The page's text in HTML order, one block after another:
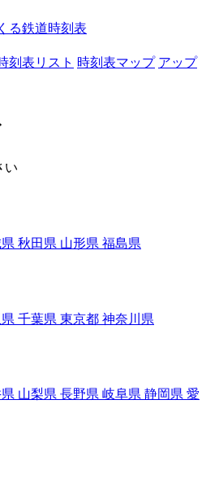
る鉄道時刻表
刻表リスト 時刻表マップ アップ
い
秋田県 山形県 福島県
千葉県 東京都 神奈川県
山梨県 長野県 岐阜県 静岡県 愛